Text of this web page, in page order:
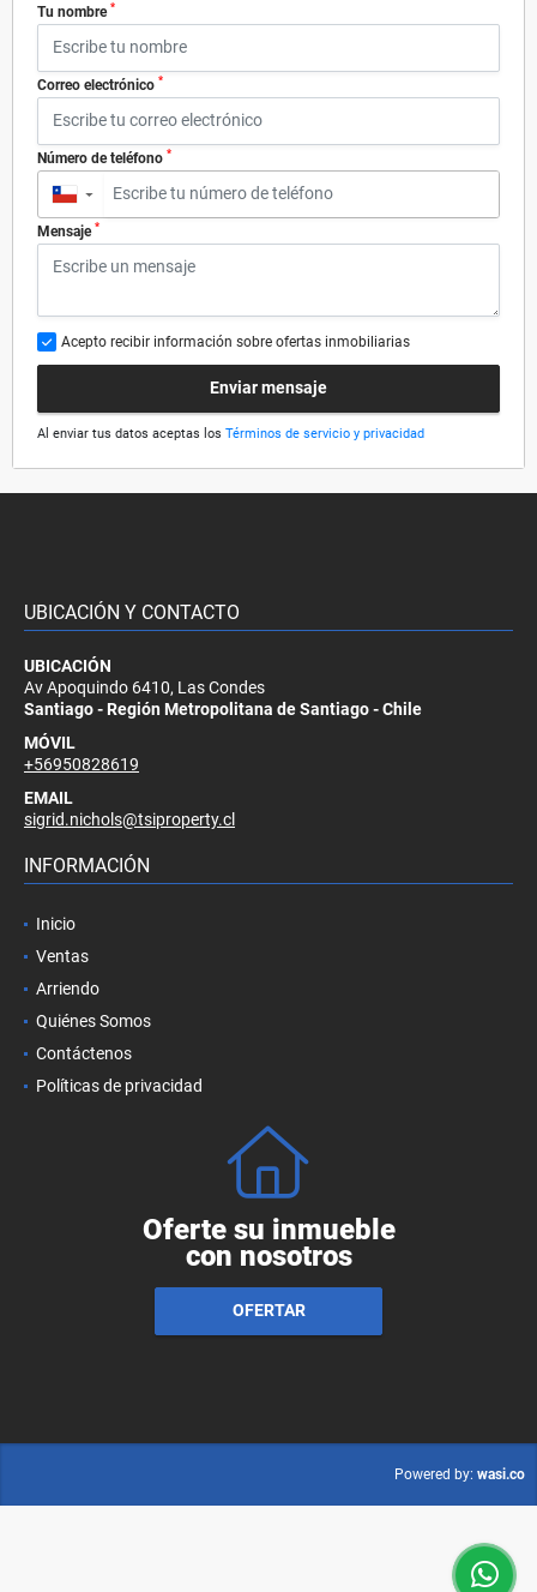
Tu nombre *
Correo electrónico *
Número de teléfono *
▼
Mensaje *
Acepto recibir información sobre ofertas inmobiliarias
Enviar mensaje
Al enviar tus datos aceptas los Términos de servicio y privacidad
UBICACIÓN Y CONTACTO
UBICACIÓN
Av Apoquindo 6410, Las Condes
Santiago - Región Metropolitana de Santiago - Chile
MÓVIL
+56950828619
EMAIL
sigrid.nichols@tsiproperty.cl
INFORMACIÓN
Inicio
Ventas
Arriendo
Quiénes Somos
Contáctenos
Políticas de privacidad
Oferte su inmueble
con nosotros
OFERTAR
Powered by: wasi.co